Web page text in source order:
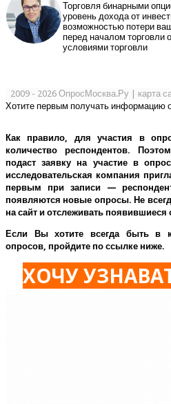
Торговля бинарными
уровень дохода от
возможностью потери
перед началом торговли
условиями торговли
2009 - 2026 ОпросМосква.Ру карта
Хотите первым получать информацию
Как правило, для участия в
количество респондентов.
подаст заявку на участие в
исследовательская компания
первым при записи —
появляются новые опросы. Не
на сайт и отслеживать появившиеся
Если Вы хотите всегда быть в
опросов, пройдите по ссылке ниже.
ХОЧУ